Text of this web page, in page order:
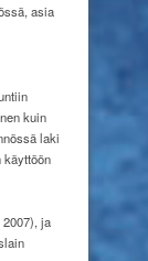
asia
kuin
laki
käyttöön
ja